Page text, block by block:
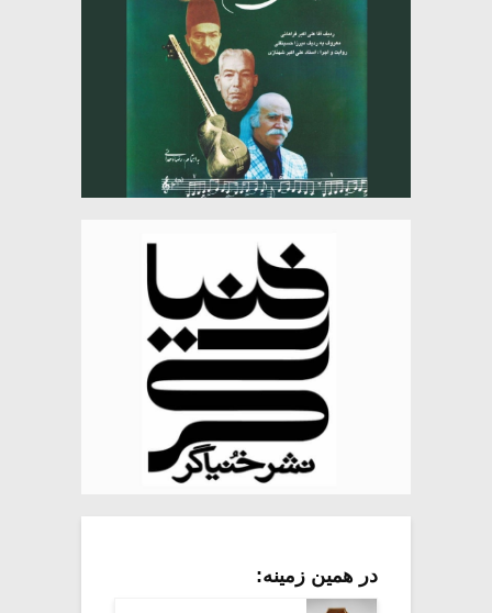
در همین زمینه: